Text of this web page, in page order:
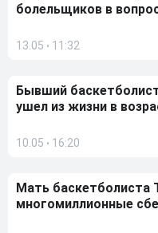
болельщиков в
13.05 • 11:32
Бывший
ушел из жизни в
10.05 • 16:20
Мать баскетболиста
многомиллионные